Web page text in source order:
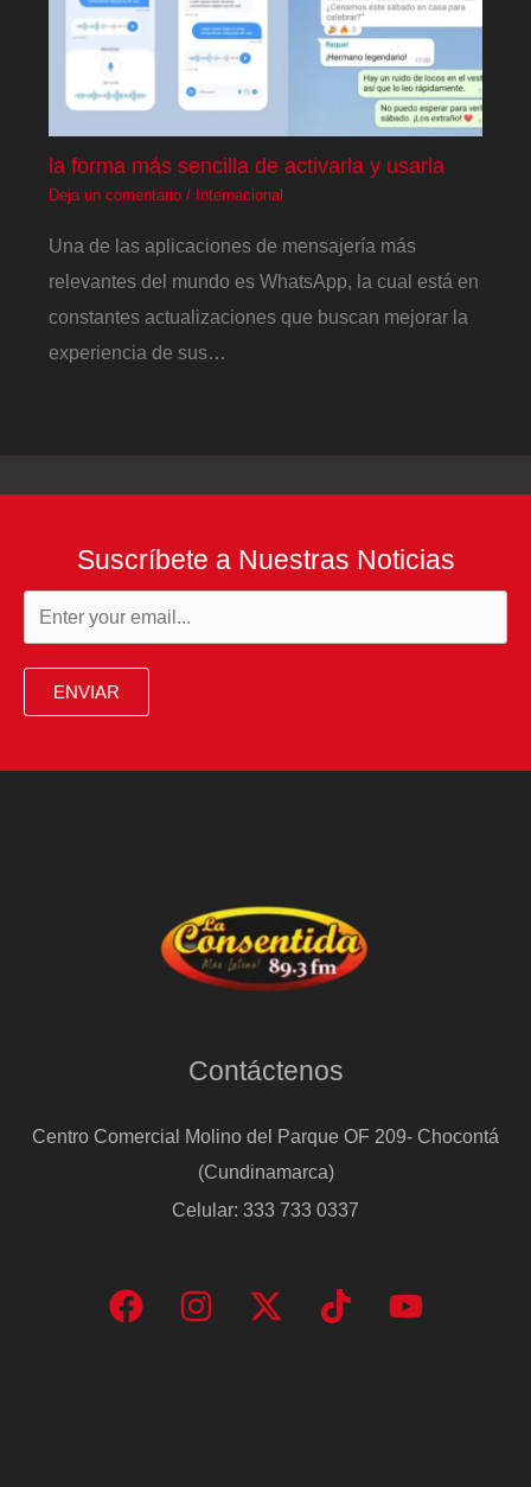
la forma más sencilla de activarla y usarla
Deja un comentario / Internacional
Una de las aplicaciones de mensajería más
relevantes del mundo es WhatsApp, la cual está en
constantes actualizaciones que buscan mejorar la
experiencia de sus…
Suscríbete a Nuestras Noticias
ENVIAR
Contáctenos
Centro Comercial Molino del Parque OF 209- Chocontá
(Cundinamarca)
Celular: 333 733 0337